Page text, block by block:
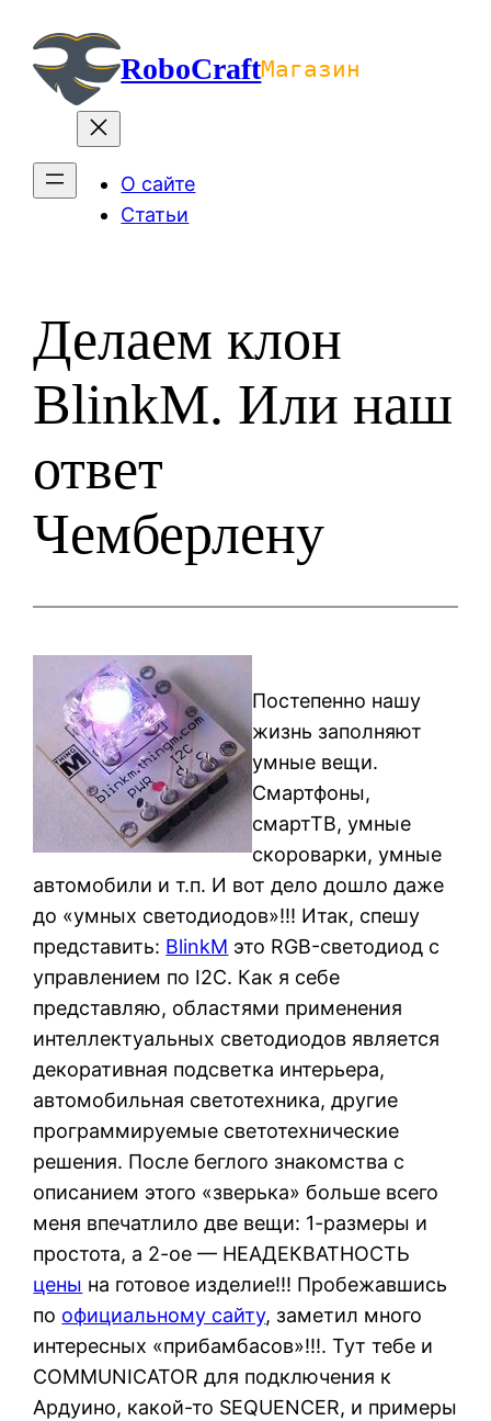
содержимомуRoboCraftМагазин
О сайте
Статьи
Делаем клон
BlinkM. Или наш
ответ
Чемберлену
Постепенно нашу
жизнь заполняют
умные вещи.
Смартфоны,
смартТВ, умные
скороварки, умные
автомобили и т.п. И вот дело дошло даже
до «умных светодиодов»!!! Итак, спешу
представить: BlinkM это RGB-светодиод с
управлением по I2C. Как я себе
представляю, областями применения
интеллектуальных светодиодов является
декоративная подсветка интерьера,
автомобильная светотехника, другие
программируемые светотехнические
решения. После беглого знакомства с
описанием этого «зверька» больше всего
меня впечатлило две вещи: 1-размеры и
простота, а 2-ое — НЕАДЕКВАТНОСТЬ
цены на готовое изделие!!! Пробежавшись
по официальному сайту, заметил много
интересных «прибамбасов»!!!. Тут тебе и
COMMUNICATOR для подключения к
Ардуино, какой-то SEQUENCER, и примеры